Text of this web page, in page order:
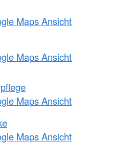
Maps Ansicht
Maps Ansicht
Maps Ansicht
Maps Ansicht